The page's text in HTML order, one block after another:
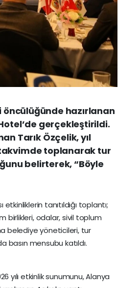
öncülüğünde hazırlanan
gerçekleştirildi.
Tarık Özçelik, yıl
toplanarak tur
belirterek, “Böyle
tanıtıldığı toplantı;
birlikleri, odalar, sivil toplum
belediye yöneticileri, tur
basın mensubu katıldı.
yılı etkinlik sunumunu, Alanya